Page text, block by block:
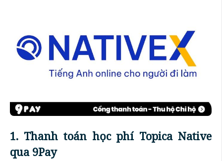
1. Thanh toán học phí Topica Native
qua 9Pay